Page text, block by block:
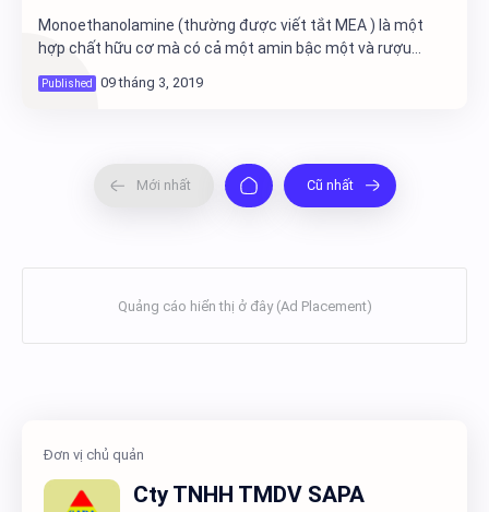
Monoethanolamine (thường được viết tắt MEA ) là một
hợp chất hữu cơ mà có cả một amin bậc một và rượu
Cty TNHH TMDV SAPA